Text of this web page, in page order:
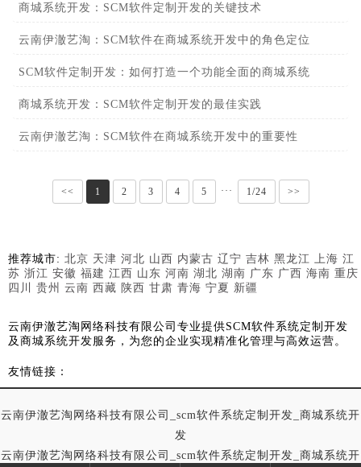
商城系统开发：SCM软件定制开发的关键技术
云南伊澈艺淘：SCM软件在商城系统开发中的角色定位
SCM软件定制开发：如何打造一个功能全面的商城系统
商城系统开发：SCM软件定制开发的最佳实践
云南伊澈艺淘：SCM软件在商城系统开发中的重要性
<< 1 2 3 4 5 ··· 1/24 >>
推荐城市: 北京 天津 河北 山西 内蒙古 辽宁 吉林 黑龙江 上海 江
苏 浙江 安徽 福建 江西 山东 河南 湖北 湖南 广东 广西 海南 重庆
四川
贵州 云南 西藏 陕西 甘肃 青海 宁夏 新疆
云南伊澈艺淘网络科技有限公司专业提供SCM软件系统定制开发
及商城系统开发服务，为您的企业实现精准化管理与高效运营。
友情链接：
云南伊澈艺淘网络科技有限公司_scm软件系统定制开发_商城系统开
发
云南伊澈艺淘网络科技有限公司_scm软件系统定制开发_商城系统开